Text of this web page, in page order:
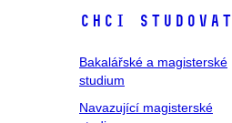
Chci studovat
Bakalářské a magisterské
studium
Navazující magisterské